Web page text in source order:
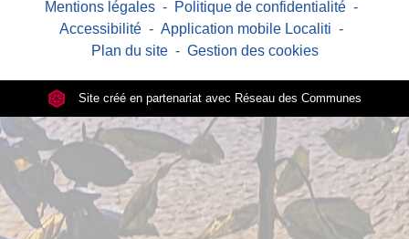
Mentions légales - Politique de confidentialité -
Accessibilité - Application mobile Localiti -
Plan du site - Gestion des cookies
Site créé en partenariat avec Réseau des Communes